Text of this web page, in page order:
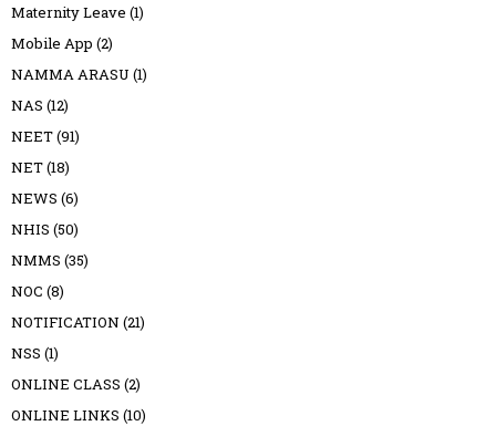
Maternity Leave (1)
Mobile App (2)
NAMMA ARASU (1)
NAS (12)
NEET(91)
NET(18)
NEWS (6)
NHIS (50)
NMMS (35)
NOC (8)
NOTIFICATION (21)
NSS (1)
ONLINE CLASS (2)
ONLINE LINKS (10)